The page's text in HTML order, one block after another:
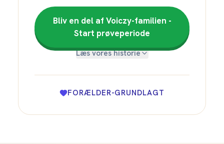
Bliv en del af Voiczy-familien -
Start prøveperiode
Læs vores historie
FORÆLDER-GRUNDLAGT